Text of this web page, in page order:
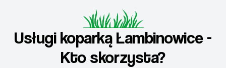
Usługi koparką Łambinowice -
Kto skorzysta?